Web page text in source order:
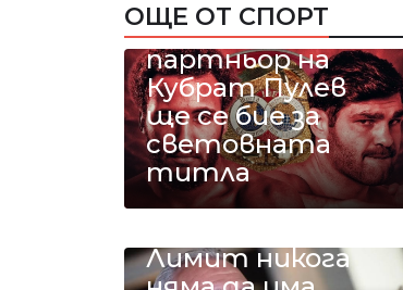
ОЩЕ ОТ СПОРТ
Бивш спаринг
партньор на
Кубрат Пулев
ще се бие за
световната
титла
Христо
Лимит никога